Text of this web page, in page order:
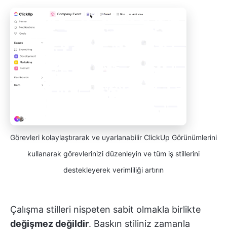
Görevleri kolaylaştırarak ve uyarlanabilir ClickUp Görünümlerini
kullanarak görevlerinizi düzenleyin ve tüm iş stillerini
destekleyerek verimliliği artırın
Çalışma stilleri nispeten sabit olmakla birlikte
değişmez değildir. Baskın stiliniz zamanla